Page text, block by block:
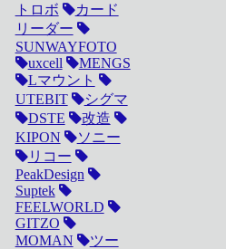
トロボ
カード
リーダー
SUNWAYFOTO
uxcell
MENGS
Lマウント
UTEBIT
シグマ
DSTE
改造
KIPON
ソニー
リコー
PeakDesign
Suptek
FEELWORLD
GITZO
MOMAN
ツー